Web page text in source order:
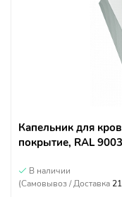
Капельник для
покрытие, RAL
В наличии
(Самовывоз / Доставка